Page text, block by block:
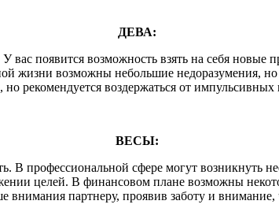
ДЕВА:
появится возможность взять на себя новые
жизни возможны небольшие недоразумения,
но рекомендуется воздержаться от
ВЕСЫ:
В профессиональной сфере могут возникнуть
целей. В финансовом плане возможны
внимания партнеру, проявив заботу и